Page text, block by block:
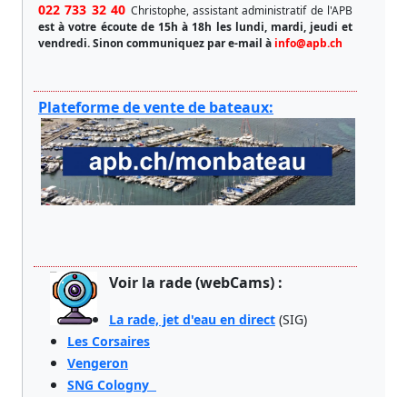
022 733 32 40 Christophe, assistant administratif de l'APB
est à votre écoute de 15h à 18h les lundi, mardi, jeudi et
vendredi.Sinon communiquez par e-mail à info@apb.ch
Plateforme de vente de bateaux:
Voir la rade (webCams) :
La rade, jet d'eau en direct(SIG)
Les Corsaires
Vengeron
SNG Cologny